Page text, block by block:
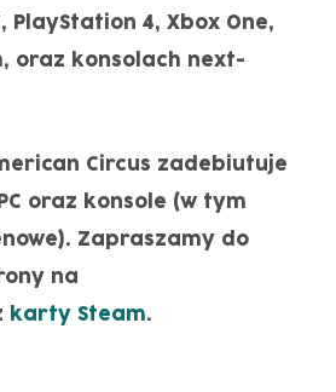
PlayStation 4, Xbox One,
oraz konsolach next-
Circus zadebiutuje
oraz konsole (w tym
Zapraszamy do
na
karty Steam.